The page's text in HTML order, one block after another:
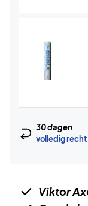
30 dagen
volledig
Viktor